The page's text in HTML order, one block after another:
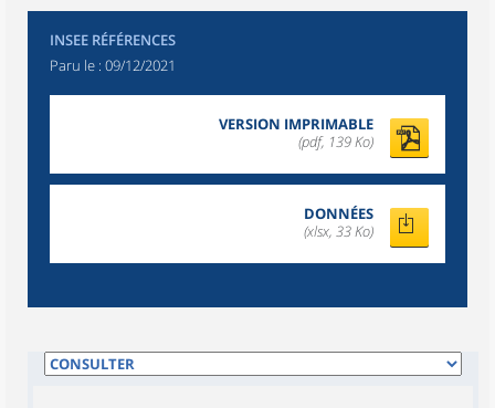
INSEE RÉFÉRENCES
Paru le : 09/12/2021
VERSION IMPRIMABLE
(pdf, 139 Ko)
DONNÉES
(xlsx, 33 Ko)